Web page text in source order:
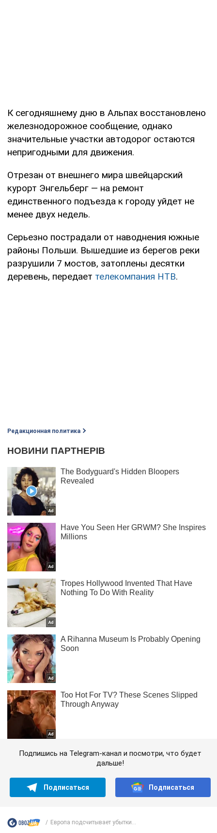
К сегодняшнему дню в Альпах восстановлено
железнодорожное сообщение, однако
значительные участки автодорог остаются
непригодными для движения.
Отрезан от внешнего мира швейцарский
курорт Энгельберг — на ремонт
единственного подъезда к городу уйдет не
менее двух недель.
Серьезно пострадали от наводнения южные
районы Польши. Вышедшие из берегов реки
разрушили 7 мостов, затоплены десятки
деревень, передает телекомпания НТВ.
Редакционная политика
Подпишись на Telegram-канал и посмотри, что будет
дальше!
Подписаться Подписаться
Европа подсчитывает убытки...